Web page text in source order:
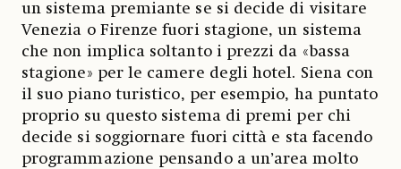
un sistema premiante se si decide di visitare
Venezia o Firenze fuori stagione, un sistema
che non implica soltanto i prezzi da «bassa
stagione» per le camere degli hotel. Siena con
il suo piano turistico, per esempio, ha puntato
proprio su questo sistema di premi per chi
decide si soggiornare fuori città e sta facendo
programmazione pensando a un’area molto